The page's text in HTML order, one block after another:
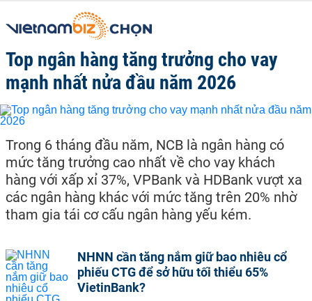
Top ngân hàng tăng trưởng cho vay
mạnh nhất nửa đầu năm 2026
Trong 6 tháng đầu năm, NCB là ngân hàng có
mức tăng trưởng cao nhất về cho vay khách
hàng với xấp xỉ 37%, VPBank và HDBank vượt xa
các ngân hàng khác với mức tăng trên 20% nhờ
tham gia tái cơ cấu ngân hàng yếu kém.
NHNN cần tăng nắm giữ bao nhiêu cổ
phiếu CTG để sở hữu tối thiểu 65%
VietinBank?